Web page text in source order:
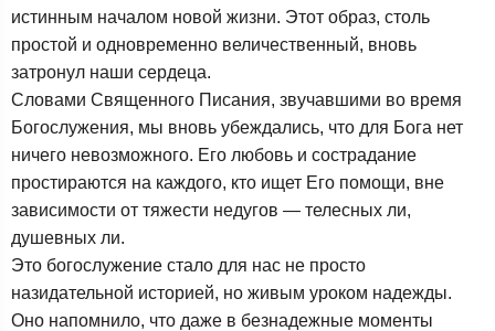
истинным началом новой жизни. Этот образ, столь
простой и одновременно величественный, вновь
затронул наши сердеца.
Словами Священного Писания, звучавшими во время
Богослужения, мы вновь убеждались, что для Бога нет
ничего невозможного. Его любовь и сострадание
простираются на каждого, кто ищет Его помощи, вне
зависимости от тяжести недугов — телесных ли,
душевных ли.
Это богослужение стало для нас не просто
назидательной историей, но живым уроком надежды.
Оно напомнило, что даже в безнадежные моменты